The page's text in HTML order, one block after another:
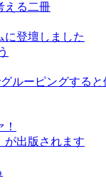
える二冊
に登壇しました
ルーピングすると
が出版されます